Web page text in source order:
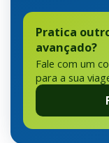
Pratica
avançado?
Fale com um
para a sua